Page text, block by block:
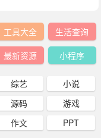
工具大全
生活查询
最新资源 小程序
综艺
小说
源码
游戏
作文
PPT